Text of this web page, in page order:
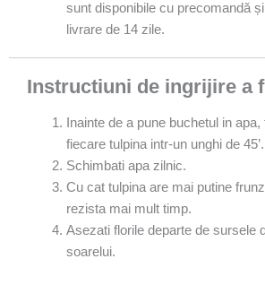
sunt disponibile cu precomandă
livrare de 14 zile.
Instructiuni de ingrijire a
Inainte de a pune buchetul in
fiecare tulpina intr-un unghi de 45’.
Schimbati apa zilnic.
Cu cat tulpina are mai putine
rezista mai mult timp.
Asezati florile departe de sursele
soarelui.